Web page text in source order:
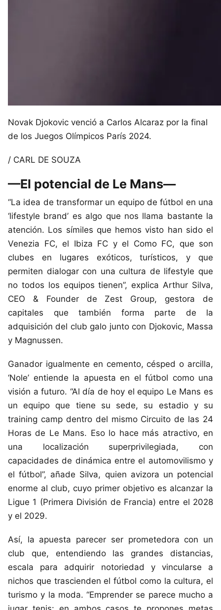
Novak Djokovic venció a Carlos Alcaraz por la final
de los Juegos Olímpicos París 2024.
/ CARL DE SOUZA
—El potencial de Le Mans—
“La idea de transformar un equipo de fútbol en una
‘lifestyle brand’ es algo que nos llama bastante la
atención. Los símiles que hemos visto han sido el
Venezia FC, el Ibiza FC y el Como FC, que son
clubes en lugares exóticos, turísticos, y que
permiten dialogar con una cultura de lifestyle que
no todos los equipos tienen”, explica Arthur Silva,
CEO & Founder de Zest Group, gestora de
capitales que también forma parte de la
adquisición del club galo junto con Djokovic, Massa
y Magnussen.
Ganador igualmente en cemento, césped o arcilla,
‘Nole’ entiende la apuesta en el fútbol como una
visión a futuro. “Al día de hoy el equipo Le Mans es
un equipo que tiene su sede, su estadio y su
training camp dentro del mismo Circuito de las 24
Horas de Le Mans. Eso lo hace más atractivo, en
una localización superprivilegiada, con
capacidades de dinámica entre el automovilismo y
el fútbol”, añade Silva, quien avizora un potencial
enorme al club, cuyo primer objetivo es alcanzar la
Ligue 1 (Primera División de Francia) entre el 2028
y el 2029.
Así, la apuesta parecer ser prometedora con un
club que, entendiendo las grandes distancias,
escala para adquirir notoriedad y vincularse a
nichos que trascienden el fútbol como la cultura, el
turismo y la moda. “Emprender se parece mucho a